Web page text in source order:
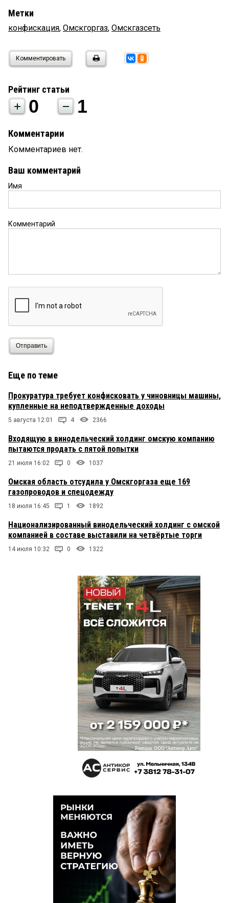
Метки
конфискация, Омскгоргаз, Омскгазсеть
Комментировать
Рейтинг статьи
0 1
Комментарии
Комментариев нет.
Ваш комментарий
Имя
Комментарий
Отправить
Еще по теме
Прокуратура требует конфисковать у чиновницы машины,
купленные на неподтвержденные доходы
5 августа 12:01 4 2366
Входящую в винодельческий холдинг омскую компанию
пытаются продать с пятой попытки
21 июля 16:02 0 1037
Омская область отсудила у Омскгоргаза еще 169
газопроводов и спецодежду
18 июля 16:45 1 1892
Национализированный винодельческий холдинг с омской
компанией в составе выставили на четвёртые торги
14 июля 10:32 0 1322